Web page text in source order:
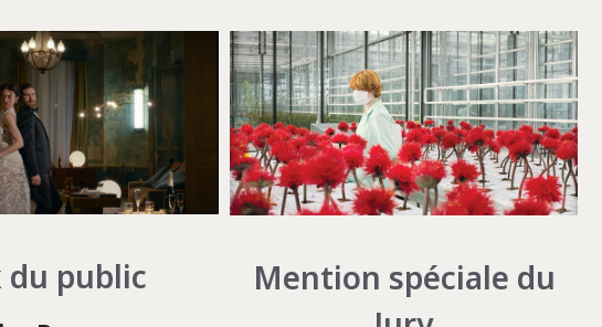
du public
Mention spéciale du